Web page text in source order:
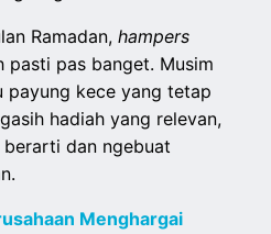
Ramadan,hampers
pasti pas banget. Musim
payung kece yang tetap
hadiah yang relevan,
dan ngebuat
Menghargai